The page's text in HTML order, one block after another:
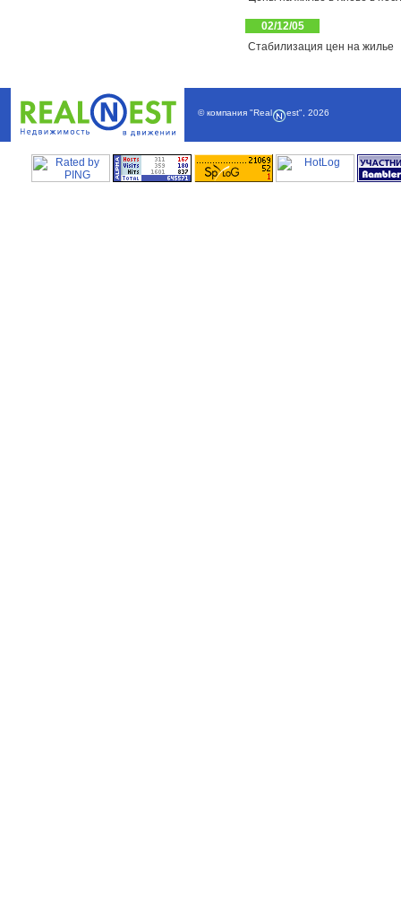
02/12/05
Стабилизация цен на жилье
© компания "Real est" 2026